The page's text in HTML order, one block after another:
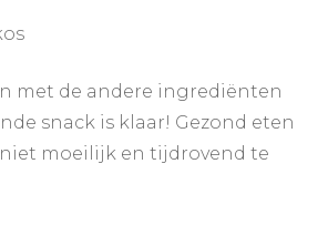
met de andere ingrediënten
snack is klaar! Gezond eten
moeilijk en tijdrovend te